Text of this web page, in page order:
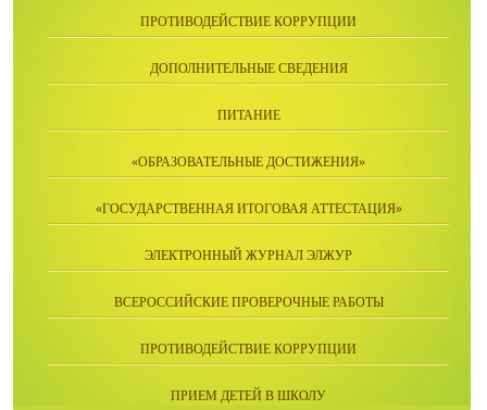
ПРОТИВОДЕЙСТВИЕ КОРРУПЦИИ
ДОПОЛНИТЕЛЬНЫЕ СВЕДЕНИЯ
ПИТАНИЕ
«ОБРАЗОВАТЕЛЬНЫЕ ДОСТИЖЕНИЯ»
«ГОСУДАРСТВЕННАЯ ИТОГОВАЯ АТТЕСТАЦИЯ»
ЭЛЕКТРОННЫЙ ЖУРНАЛ ЭЛЖУР
ВСЕРОССИЙСКИЕ ПРОВЕРОЧНЫЕ РАБОТЫ
ПРОТИВОДЕЙСТВИЕ КОРРУПЦИИ
ПРИЕМ ДЕТЕЙ В ШКОЛУ